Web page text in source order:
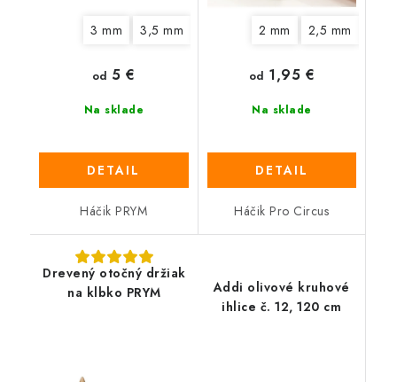
3 mm 3,5 mm 5 mm 6 mm
Na sklade
od 5 €
DETAIL
Háčik PRYM
2 mm 2,5 mm
Na sklade
od 1,95 €
DETAIL
Háčik Pro Circus
Drevený otočný držiak
na klbko PRYM
Addi olivové kruhové
ihlice č. 12, 120 cm